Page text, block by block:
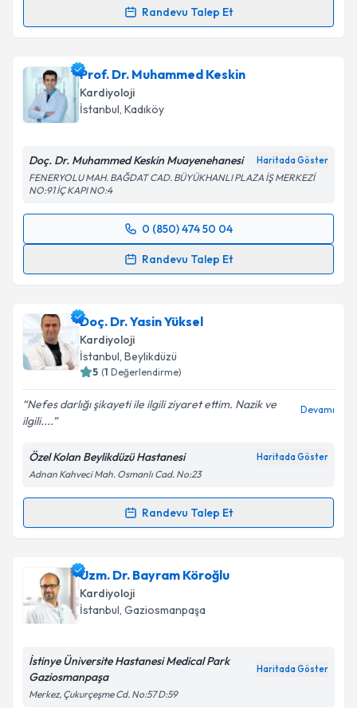
Randevu Talep Et
takvim hazırlandığında e-posta ile bilgilendireceğiz.
E-posta Adresiniz
Kişisel verilerimin işlenmesine ilişkinAydınlatma
kapsamda işlenmesini kabul ediyorum.
Takvim Talebini Gönder
Prof. Dr. Muhammed Keskin
Kardiyoloji
İstanbul, Kadıköy
Doç. Dr. Muhammed Keskin Muayenehanesi Haritada Göster
FENERYOLU MAH. BAĞDAT CAD. BÜYÜKHANLI PLAZA İŞ MERKEZİ
NO:91 İÇ KAPI NO:4
0 (850) 474 50 04
Randevu Talep Et
Randevu Takvimi Talebi
için bir takvim hazırlandığında e-posta ile
bilgilendireceğiz.
E-posta Adresiniz
Metni'ni okudum ve kişisel verilerimin belirtilen
kapsamda işlenmesini kabul ediyorum.
Takvim Talebini Gönder
Doç. Dr. Yasin Yüksel
Kardiyoloji
İstanbul, Beylikdüzü
5 (1 Değerlendirme)
Nefes darlığı şikayeti ile ilgili ziyaret ettim. Nazik ve
ilgili....
Devamı
Özel Kolan Beylikdüzü Hastanesi Haritada Göster
Adnan Kahveci Mah. Osmanlı Cad. No:23
Randevu Talep Et
Randevu Takvimi Talebi
Doç. Dr. Yasin Yükseliçin randevu takvimi talebi
oluşturun. Size bu uzmandan randevu almanız için bir
takvim hazırlandığında e-posta ile bilgilendireceğiz.
Uzm. Dr. Bayram Köroğlu
Kardiyoloji
İstanbul, Gaziosmanpaşa
İstinye Üniversite Hastanesi Medical Park
Gaziosmanpaşa
Haritada Göster
Merkez, Çukurçeşme Cd. No:57 D:59